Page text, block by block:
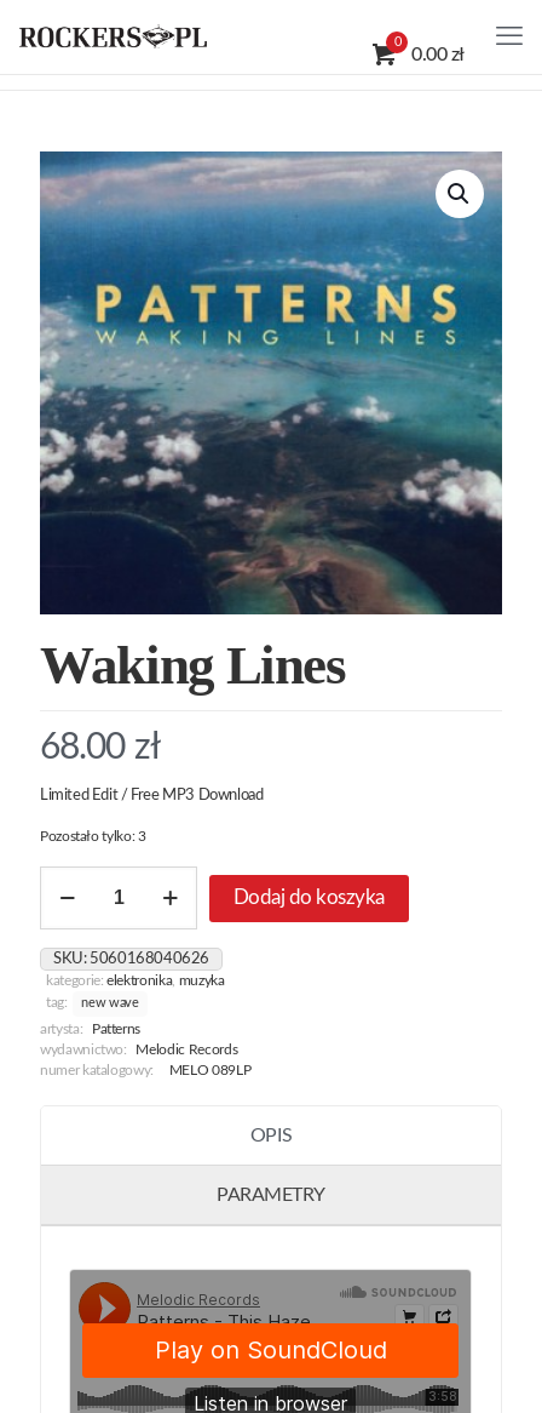
0
0.00 zł
Waking Lines
68.00 zł
Limited Edit / Free MP3 Download
Pozostało tylko: 3
Waking
Dodaj do koszyka
SKU: 5060168040626
kategorie:elektronika, muzyka
tag:
new wave
artysta:
Patterns
wydawnictwo:
Melodic Records
numer katalogowy:
MELO 089LP
OPIS
PARAMETRY